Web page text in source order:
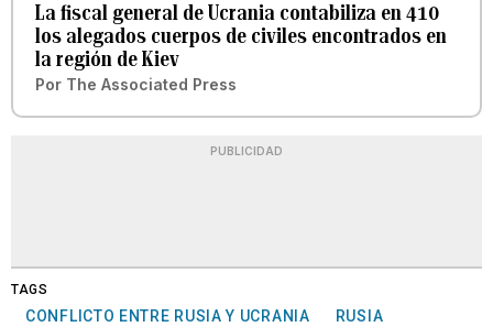
La fiscal general de Ucrania contabiliza en 410
los alegados cuerpos de civiles encontrados en
la región de Kiev
Por The Associated Press
PUBLICIDAD
TAGS
CONFLICTO ENTRE RUSIA Y UCRANIA
RUSIA